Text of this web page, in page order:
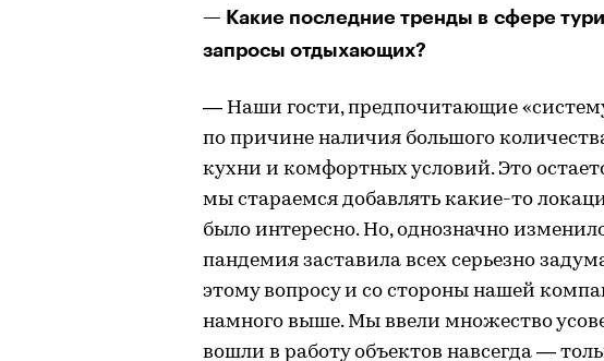
— Какие последние тренды в сфере
запросы отдыхающих?
— Наши гости, предпочитающие
по причине наличия большого
кухни и комфортных условий. Это
мы стараемся добавлять какие-то
было интересно. Но, однозначно
пандемия заставила всех серьезно
этому вопросу и со стороны нашей
намного выше. Мы ввели множество
вошли в работу объектов навсегда —